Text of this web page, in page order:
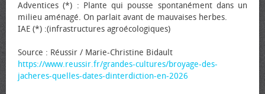
Adventices (*) : Plante qui pousse spontanément dans un
milieu aménagé. On parlait avant de mauvaises herbes.
IAE (*) :(infrastructures agroécologiques)
Source : Réussir / Marie-Christine Bidault
https://www.reussir.fr/grandes-cultures/broyage-des-
jacheres-quelles-dates-dinterdiction-en-2026